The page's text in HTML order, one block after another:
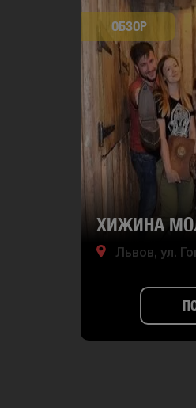
ОБЗОР
ХИЖИНА
Львов, ул.